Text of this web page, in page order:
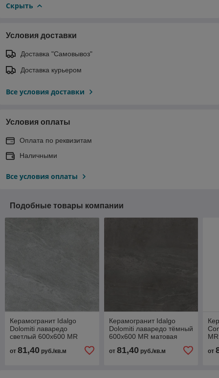
Скрыть
Условия доставки
Доставка "Самовывоз"
Доставка курьером
Все условия доставки
Условия оплаты
Оплата по реквизитам
Наличными
Все условия оплаты
Подобные товары компании
Керамогранит Idalgo
Dolomiti лаваредо
светлый 600х600 MR
от 81,40 руб./кв.м
Керамогранит Idalgo
Dolomiti лаваредо тёмный
600х600 MR матовая
от 81,40руб./кв.м от